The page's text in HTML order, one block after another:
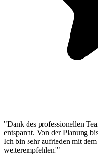
"Dank des professionellen
entspannt. Von der Planung
Ich bin sehr zufrieden mit
weiterempfehlen!"